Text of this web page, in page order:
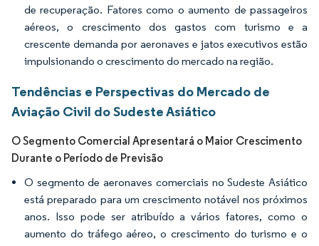
de recuperação. Fatores como o aumento de passageiros
aéreos, o crescimento dos gastos com turismo e a
crescente demanda por aeronaves e jatos executivos estão
impulsionando o crescimento do mercado na região.
Tendências e Perspectivas do Mercado de
Aviação Civil do Sudeste Asiático
O Segmento Comercial Apresentará o Maior Crescimento
Durante o Período de Previsão
O segmento de aeronaves comerciais no Sudeste Asiático
está preparado para um crescimento notável nos próximos
anos. Isso pode ser atribuído a vários fatores, como o
aumento do tráfego aéreo, o crescimento do turismo e o